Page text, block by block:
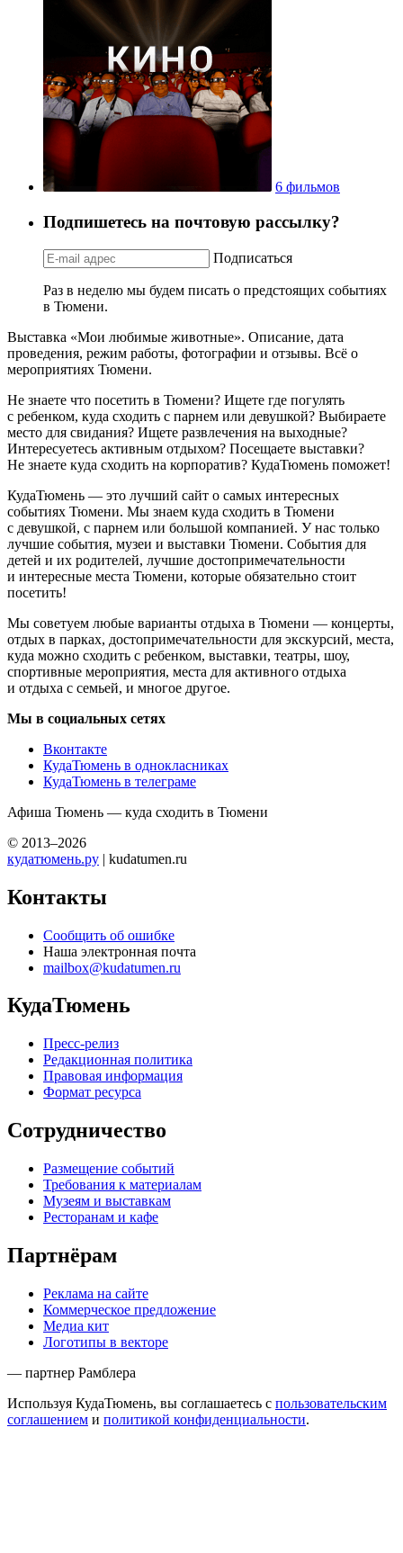
6 фильмов
Подпишетесь на почтовую рассылку?
Подписаться
Раз в неделю мы будем писать о предстоящих событиях
в Тюмени.
Выставка «Мои любимые животные». Описание, дата
проведения, режим работы, фотографии и отзывы. Всё о
мероприятиях Тюмени.
Не знаете что посетить в Тюмени? Ищете где погулять
с ребенком, куда сходить с парнем или девушкой? Выбираете
место для свидания? Ищете развлечения на выходные?
Интересуетесь активным отдыхом? Посещаете выставки?
Не знаете куда сходить на корпоратив? КудаТюмень поможет!
КудаТюмень — это лучший сайт о самых интересных
событиях Тюмени. Мы знаем куда сходить в Тюмени
с девушкой, с парнем или большой компанией. У нас только
лучшие события, музеи и выставки Тюмени. События для
детей и их родителей, лучшие достопримечательности
и интересные места Тюмени, которые обязательно стоит
посетить!
Мы советуем любые варианты отдыха в Тюмени — концерты,
отдых в парках, достопримечательности для экскурсий, места,
куда можно сходить с ребенком, выставки, театры, шоу,
спортивные мероприятия, места для активного отдыха
и отдыха с семьей, и многое другое.
Мы в социальных сетях
Вконтакте
КудаТюмень в однокласниках
КудаТюмень в телеграме
Афиша Тюмень — куда сходить в Тюмени
© 2013–2026
кудатюмень.ру | kudatumen.ru
Контакты
Сообщить об ошибке
Наша электронная почта
mailbox@kudatumen.ru
КудаТюмень
Пресс-релиз
Редакционная политика
Правовая информация
Формат ресурса
Сотрудничество
Размещение событий
Требования к материалам
Музеям и выставкам
Ресторанам и кафе
Партнёрам
Реклама на сайте
Коммерческое предложение
Медиа кит
Логотипы в векторе
— партнер Рамблера
Используя КудаТюмень, вы соглашаетесь с пользовательским
соглашением и политикой конфиденциальности.